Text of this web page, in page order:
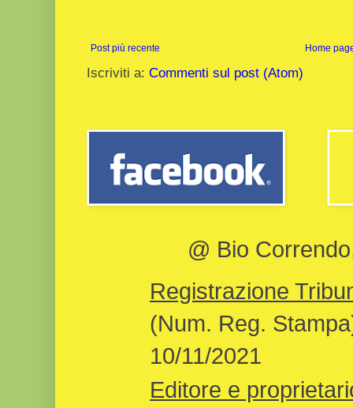
Post più recente Home
Iscriviti a: Commenti sul post (Atom)
@ Bio
Registrazione
(Num. Reg.
10/11/2021
Editore e